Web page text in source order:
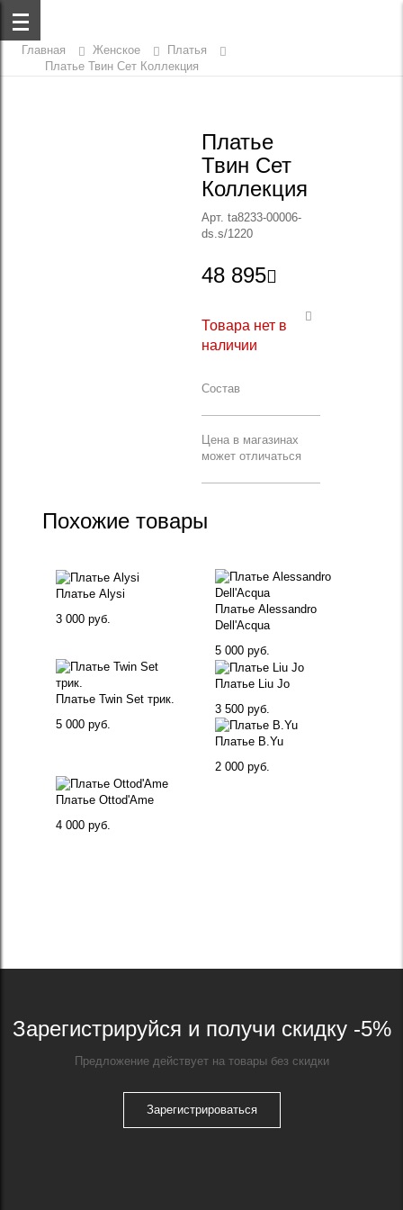
Главная Женское
Платья
Платье Твин Сет Коллекция
Платье
Твин Сет
Коллекция
Арт. ta8233-00006-
ds.s/1220
48 895
Товара нет в
наличии
Состав
Цена в магазинах
может отличаться
Похожие товары
Платье Alysi
3 000 руб.
Платье Alessandro
Dell'Acqua
5 000 руб.
Платье Twin Set трик.
5 000 руб.
Платье Liu Jo
3 500 руб.
Платье B.Yu
2 000 руб.
Платье Ottod'Ame
4 000 руб.
Зарегистрируйся и получи скидку -5%
Предложение действует на товары без скидки
Зарегистрироваться